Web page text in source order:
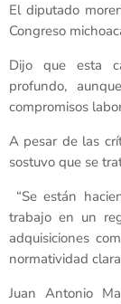
El diputado
Congreso
Dijo que esta
profundo,
compromisos
A pesar de las
sostuvo que se
“Se están
trabajo en un
adquisiciones
normatividad
Juan Antonio